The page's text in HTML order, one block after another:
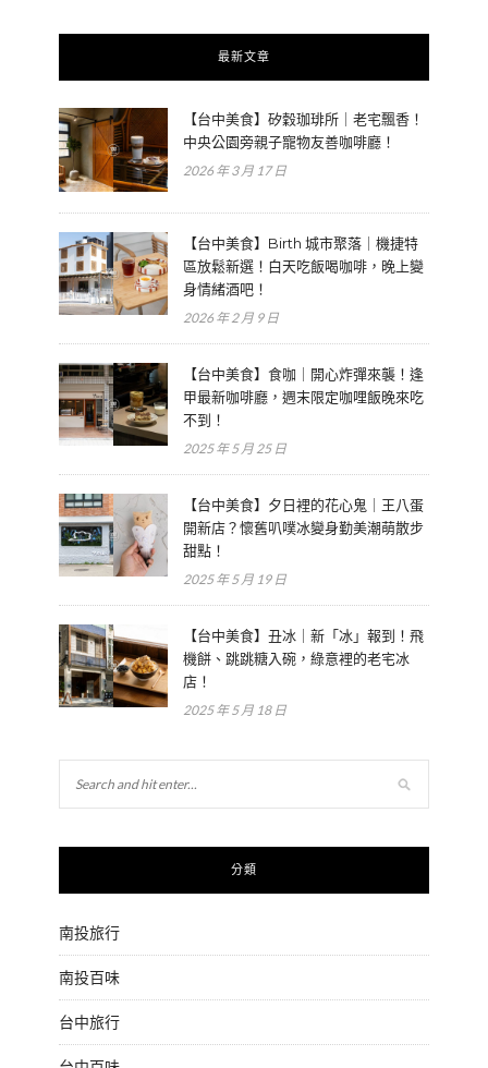
最新文章
【台中美食】矽穀珈琲所｜老宅飄香！
中央公園旁親子寵物友善咖啡廳！
2026 年 3 月 17 日
【台中美食】Birth 城市聚落｜機捷特
區放鬆新選！白天吃飯喝咖啡，晚上變
身情緒酒吧！
2026 年 2 月 9 日
【台中美食】食咖｜開心炸彈來襲！逢
甲最新咖啡廳，週末限定咖哩飯晚來吃
不到！
2025 年 5 月 25 日
【台中美食】夕日裡的花心鬼｜王八蛋
開新店？懷舊叭噗冰變身勤美潮萌散步
甜點！
2025 年 5 月 19 日
【台中美食】丑冰｜新「冰」報到！飛
機餅、跳跳糖入碗，綠意裡的老宅冰
店！
2025 年 5 月 18 日
分類
南投旅行
南投百味
台中旅行